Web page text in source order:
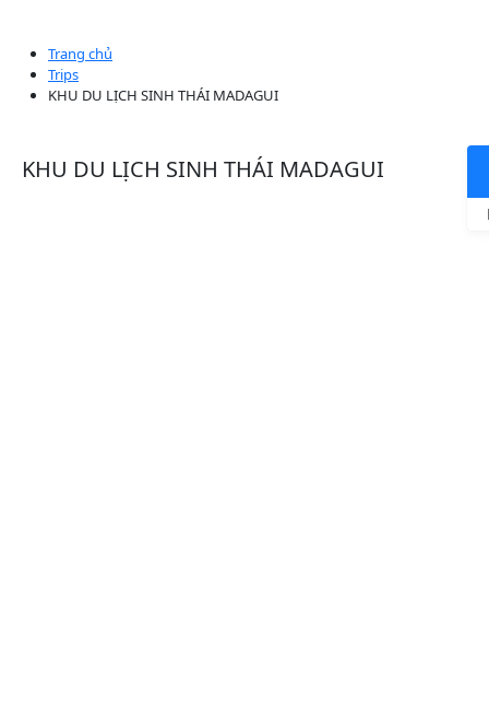
Trang chủ
Trips
KHU DU LỊCH SINH THÁI MADAGUI
KHU DU LỊCH SINH THÁI MADAGUI